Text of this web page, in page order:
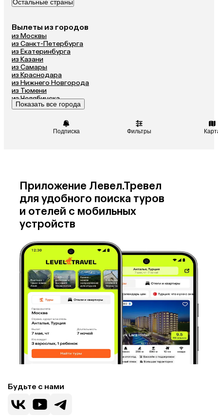
Подписка Фильтры
Вьетнам
Беларусь
Шри-Ланка
Азербайджан
Сербия
Киргизия
Саудовская Аравия
Венгрия
Остальные страны
Вылеты из городов
из Москвы
из Санкт-Петербурга
из Екатеринбурга
из Казани
из Самары
из Краснодара
из Нижнего Новгорода
из Тюмени
из Челябинска
из Минеральных Вод
Показать все города
Приложение Левел.Тревел
для удобного поиска туров
и отелей с мобильных
устройств
Будьте с нами